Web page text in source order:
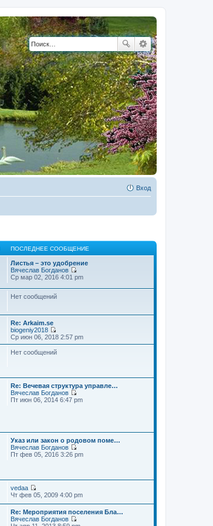
Вход
ПОСЛЕДНЕЕ СООБЩЕНИЕ
Листья – это удобрение
Вячеслав Богданов
П
р
и
о
с
м
с
щ
е
н
и
ю
Ср мар 02, 2016 4:01 pm
Нет сообщений
Re: Arkaim.se
biogeniy2018
П
е
р
е
и
к
п
о
н
е
м
у
е
н
и
ю
Ср июн 06, 2018 2:57 pm
Нет сообщений
Re: Вечевая структура управле…
Вячеслав Богданов
П
т
и
п
н
е
м
Пт июн 06, 2014 6:47 pm
Указ или закон о родовом поме…
Вячеслав Богданов
П
й
и
к
п
о
с
Пт фев 05, 2016 3:26 pm
vedaa
П
е
й
Чт фев 05, 2009 4:00 pm
Re: Мероприятия поселения Бла…
Вячеслав Богданов